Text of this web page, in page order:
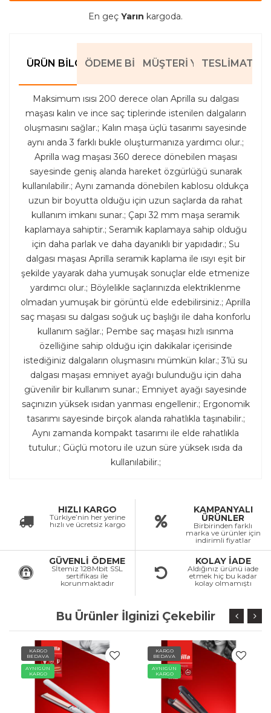
En geç Yarın kargoda.
ÜRÜN BILGILERIÖDEME BILGILERIMÜŞTERI YORUMLARI
TESLIMAT
Maksimum ısısı 200 derece olan Aprilla su dalgası
maşası kalın ve ince saç tiplerinde istenilen dalgaların
oluşmasını sağlar.; Kalın maşa üçlü tasarımı sayesinde
aynı anda 3 farklı bukle oluşturmanıza yardımcı olur.;
Aprilla wag maşası 360 derece dönebilen maşası
sayesinde geniş alanda hareket özgürlüğü sunarak
kullanılabilir.; Aynı zamanda dönebilen kablosu oldukça
uzun bir boyutta olduğu için uzun saçlarda da rahat
kullanım imkanı sunar.; Çapı 32 mm maşa seramik
kaplamaya sahiptir.; Seramik kaplamaya sahip olduğu
için daha parlak ve daha dayanıklı bir yapıdadır.; Su
dalgası maşası Aprilla seramik kaplama ile ısıyı eşit bir
şekilde yayarak daha yumuşak sonuçlar elde etmenize
yardımcı olur.; Böylelikle saçlarınızda elektriklenme
olmadan yumuşak bir görüntü elde edebilirsiniz.; Aprilla
saç maşası su dalgası soğuk uç başlığı ile daha konforlu
kullanım sağlar.; Pembe saç maşası hızlı ısınma
özelliğine sahip olduğu için dakikalar içerisinde
istediğiniz dalgaların oluşmasını mümkün kılar.; 3’lü su
dalgası maşası emniyet ayağı bulunduğu için daha
güvenilir bir kullanım sunar.; Emniyet ayağı sayesinde
saçınızın yüksek ısıdan yanması engellenir.; Ergonomik
tasarımı sayesinde birçok alanda rahatlıkla taşınabilir.;
Aynı zamanda kompakt tasarımı ile elde rahatlıkla
tutulur.; Güçlü motoru ile uzun süre yüksek ısıda da
kullanılabilir.;
HIZLI KARGO
Türkiye’nin her yerine
hızlı ve ücretsiz kargo
KAMPANYALI
ÜRÜNLER
Birbirinden farklı
marka ve ürünler için
indirimli fiyatlar
GÜVENLİ ÖDEME
Sİtemiz 128Mbit SSL
sertifikası ile
korunmaktadır
KOLAY İADE
Aldığınız ürünü iade
etmek hiç bu kadar
kolay olmamıştı
Bu Ürünler İlginizi Çekebilir
KARGO
BEDAVA
AYNIGÜN
KARGO
KARGO
BEDAVA
AYNIGÜN
KARGO